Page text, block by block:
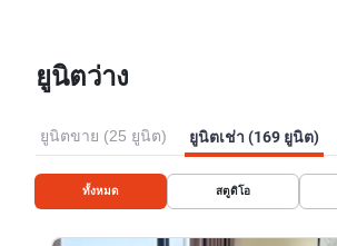
ยูนิตว่าง
ยูนิตขาย (25 ยูนิต) ยูนิตเช่า (169 ยูนิต)
ทั้งหมด สตูดิโอ